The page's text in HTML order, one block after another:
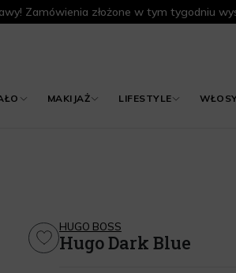
Zamówienia złożone w tym tygodniu
MAKIJAŻ LIFESTYLE
HUGO BOSS
Hugo Dark Blue